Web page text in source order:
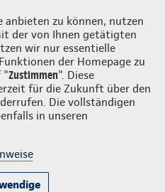
anbieten zu können, nutzen
der von Ihnen getätigten
wir nur essentielle
der Homepage zu
"Zustimmen". Diese
für die Zukunft über den
Die vollständigen
in unseren
Login
Wissenswertes Beratung &